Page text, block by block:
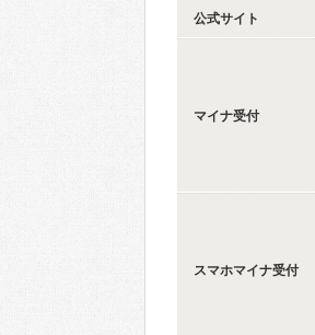
公式サイト
マイナ受付
スマホマイナ受付